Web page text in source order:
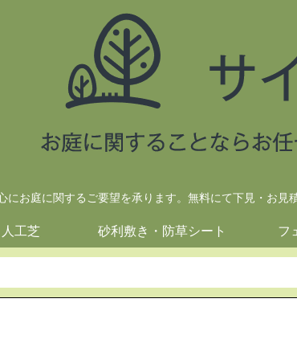
にお庭に関するご要望を承ります。無料にて下見・お見
人工芝 砂利敷き・防草シート フ